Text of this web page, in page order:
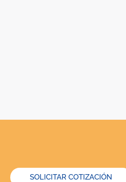
SOLICITAR COTIZACIÓN